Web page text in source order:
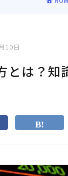
10日
とは？